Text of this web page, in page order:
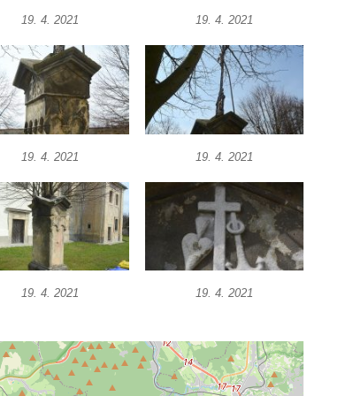
19. 4. 2021 19. 4. 2021
19. 4. 2021 19. 4. 2021
19. 4. 2021 19. 4. 2021